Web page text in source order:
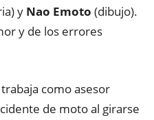
y Nao Emoto (dibujo).
y de los errores
como asesor
de moto al girarse